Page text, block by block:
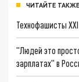
ЧИТАЙТЕ
Технофашисты
"Людей это
зарплатах" в